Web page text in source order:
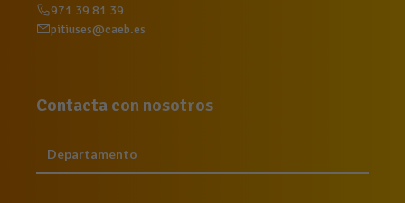
971 39 81 39
pitiuses@caeb.es
Contacta con nosotros